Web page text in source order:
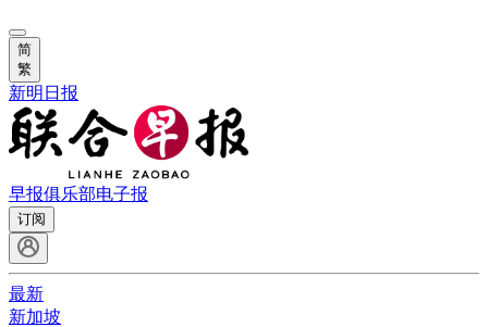
简
繁
新明日报
早报俱乐部电子报
订阅
最新
新加坡